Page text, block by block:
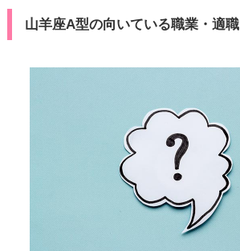
山羊座A型の向いている職業・適職